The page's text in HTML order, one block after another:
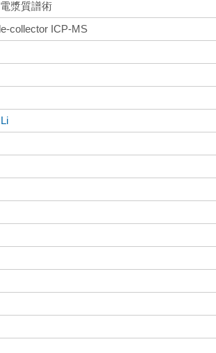
漿質譜術
collector ICP-MS